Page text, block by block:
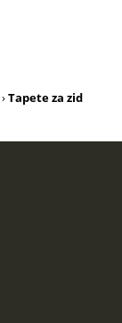
›Tapete za zid